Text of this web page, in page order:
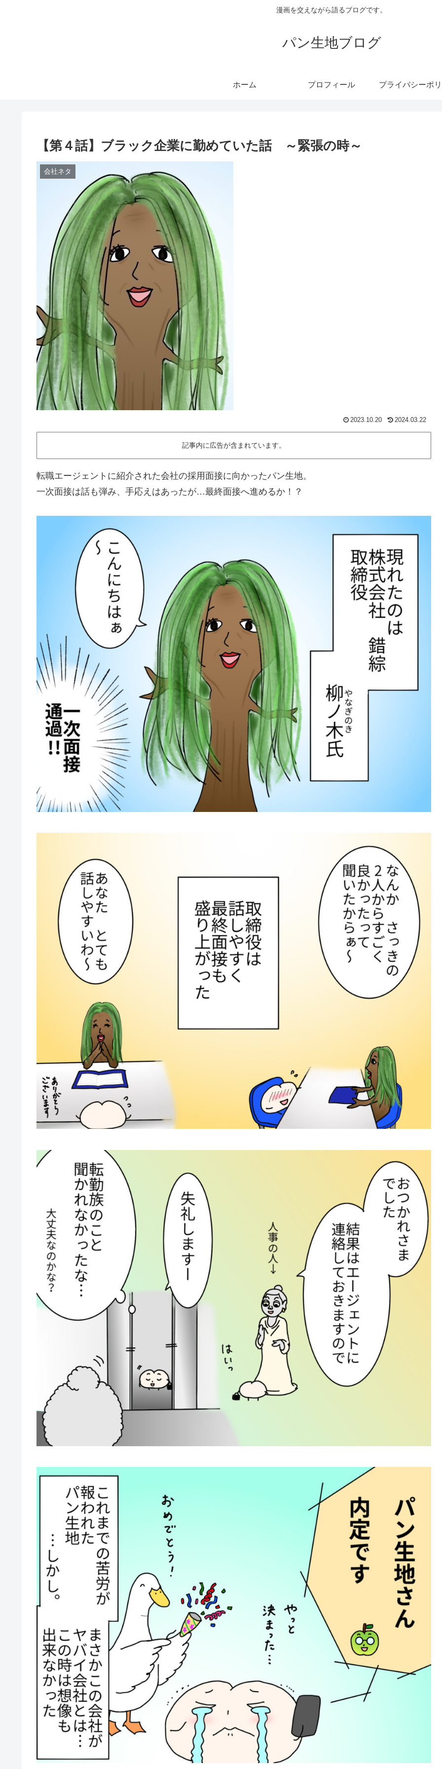
漫画を交えながら語るブログです。
パン生地ブログ
ホーム プロフィール プライバシーポ
【第４話】ブラック企業に勤めていた話 ～緊張の時～
会社ネタ
2023.10.20 2024.03.22
記事内に広告が含まれています。
転職エージェントに紹介された会社の採用面接に向かったパン生地。
一次面接は話も弾み、手応えはあったが…最終面接へ進めるか！？